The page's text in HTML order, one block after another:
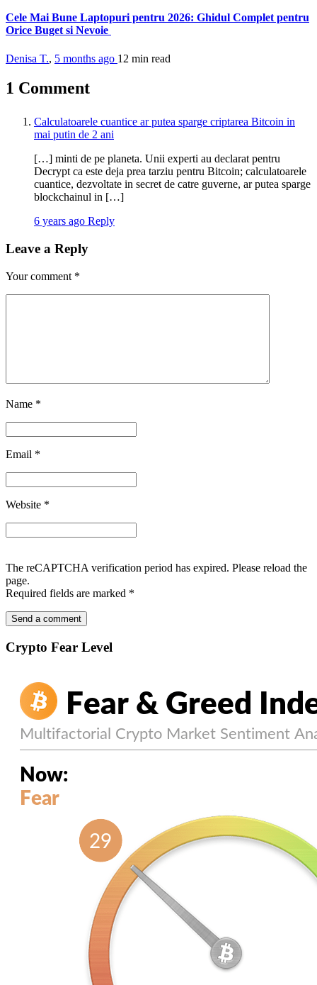
Cele Mai Bune Laptopuri pentru 2026: Ghidul Complet pentru
Orice Buget si Nevoie
Denisa T., 5 months ago 12 min read
1 Comment
Calculatoarele cuantice ar putea sparge criptarea Bitcoin in
mai putin de 2 ani
[…] minti de pe planeta. Unii experti au declarat pentru
Decrypt ca este deja prea tarziu pentru Bitcoin; calculatoarele
cuantice, dezvoltate in secret de catre guverne, ar putea sparge
blockchainul in […]
6 years ago Reply
Leave a Reply
Your comment *
Name *
Email *
Website *
The reCAPTCHA verification period has expired. Please reload the
page.
Required fields are marked *
Crypto Fear Level